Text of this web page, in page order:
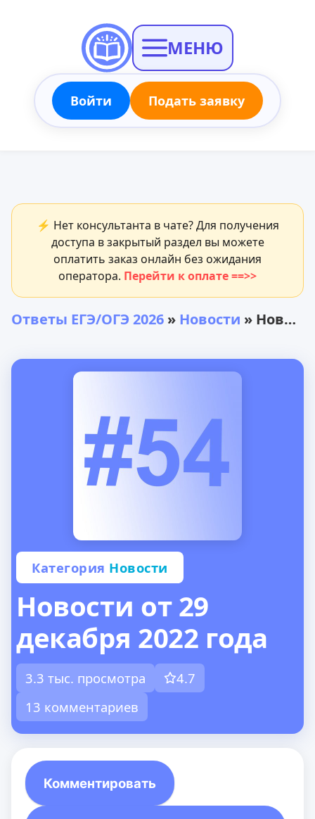
МЕНЮ
Войти Подать заявку
⚡ Нет консультанта в чате? Для получения
доступа в закрытый раздел вы можете
оплатить заказ онлайн без ожидания
оператора. Перейти к оплате ==>>
Ответы ЕГЭ/ОГЭ 2026 » Новости » Новости от 29 декабря 2022 года
Категория Новости
Новости от 29
декабря 2022 года
3.3 тыс. просмотра
4.7
13 комментариев
Комментировать